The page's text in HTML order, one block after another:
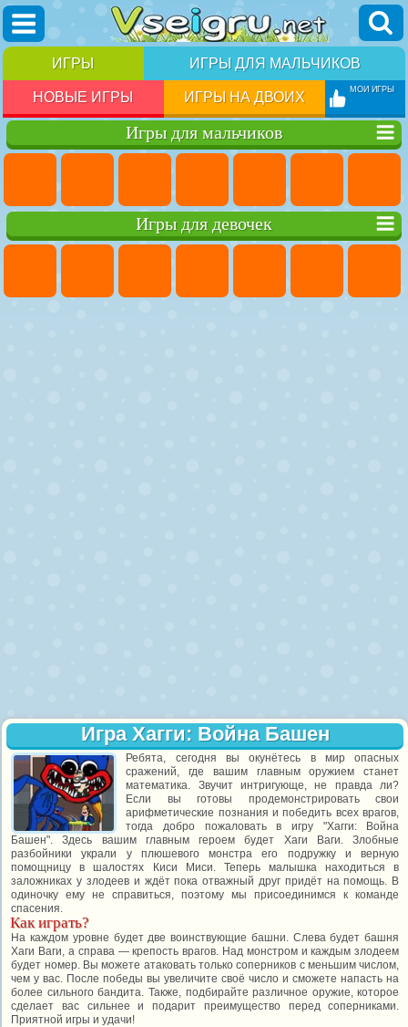
ИГРЫ ИГРЫ ДЛЯ МАЛЬЧИКОВ
НОВЫЕ ИГРЫ ИГРЫ НА ДВОИХ МОИ ИГРЫ
Игры для мальчиков
Игры для девочек
Игра Хагги: Война Башен
Ребята, сегодня вы окунётесь в мир опасных
сражений, где вашим главным оружием станет
математика. Звучит интригующе, не правда ли?
Если вы готовы продемонстрировать свои
арифметические познания и победить всех врагов,
тогда добро пожаловать в игру "Хагги: Война
Башен". Здесь вашим главным героем будет Хаги Ваги. Злобные
разбойники украли у плюшевого монстра его подружку и верную
помощницу в шалостях Киси Миси. Теперь малышка находиться в
заложниках у злодеев и ждёт пока отважный друг придёт на помощь. В
одиночку ему не справиться, поэтому мы присоединимся к команде
спасения.
Как играть?
На каждом уровне будет две воинствующие башни. Слева будет башня
Хаги Ваги, а справа — крепость врагов. Над монстром и каждым злодеем
будет номер. Вы можете атаковать только соперников с меньшим числом,
чем у вас. После победы вы увеличите своё число и сможете напасть на
более сильного бандита. Также, подбирайте различное оружие, которое
сделает вас сильнее и подарит преимущество перед соперниками.
Приятной игры и удачи!